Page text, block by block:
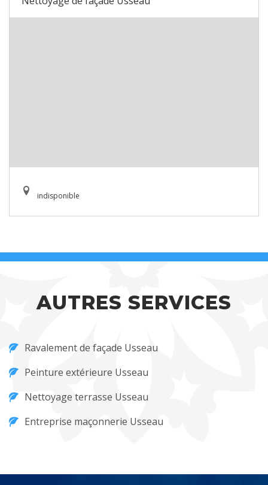
indisponible
AUTRES SERVICES
Ravalement de façade Usseau
Peinture extérieure Usseau
Nettoyage terrasse Usseau
Entreprise maçonnerie Usseau